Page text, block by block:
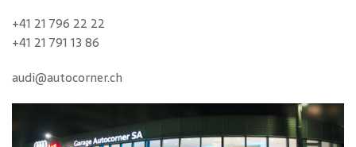
+41 21 796 22 22
+41 21 791 13 86
audi@autocorner.ch